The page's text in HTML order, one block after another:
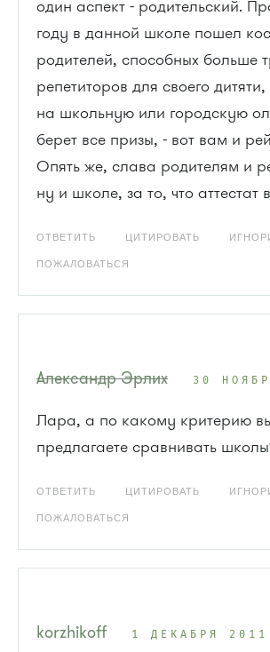
один аспект - родительский.
году в данной школе пошел
родителей, способных больше
репетиторов для своего
на школьную или городскую
берет все призы, - вот вам и
Опять же, слава родителям и
ну и школе, за то, что аттестат
ОТВЕТИТЬ ЦИТИРОВАТЬ
ПОЖАЛОВАТЬСЯ
Александр Эрлих 30
Лара, а по какому критерию
предлагаете сравнивать
ОТВЕТИТЬ ЦИТИРОВАТЬ
ПОЖАЛОВАТЬСЯ
korzhikoff 1 ДЕКАБРЯ 2011